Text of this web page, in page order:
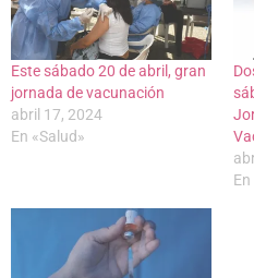
Este sábado 20 de abril, gran
jornada de vacunación
abril 17, 2024
En «Salud»